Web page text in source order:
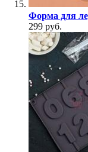
Форма для
299 руб.